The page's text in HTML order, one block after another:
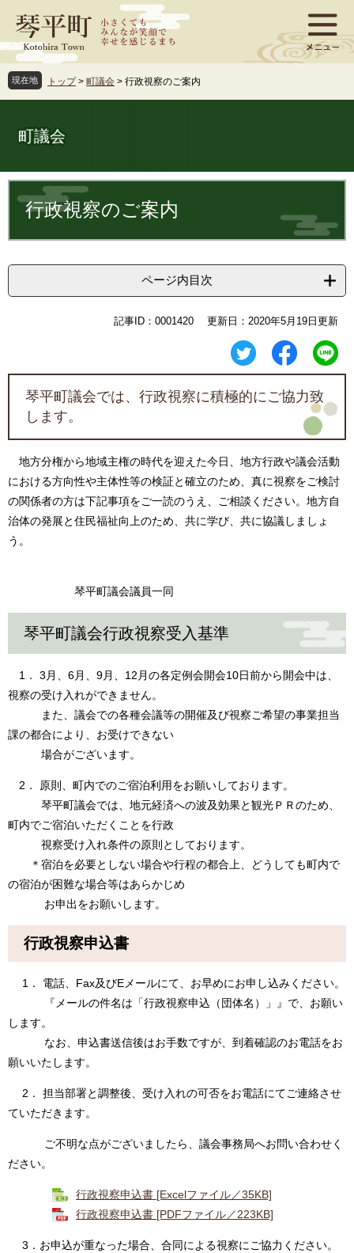
ジ
先
頭
ュ
を
飛
文
現在地 トップ > 町議会 > 行政視察のご案内
町議会
文 行政視察のご案内
ページ内目次
記事ID：0001420 更新日：2020年5月19日更新
琴平町議会では、行政視察に積極的にご協力致
します。
地方分権から地域主権の時代を迎えた今日、地方行政や議会活動
における方向性や主体性等の検証と確立のため、真に視察をご検討
の関係者の方は下記事項をご一読のうえ、ご相談ください。地方自
治体の発展と住民福祉向上のため、共に学び、共に協議しましょ
う。
琴平町議会議員一同
琴平町議会行政視察受入基準
1． 3月、6月、9月、12月の各定例会開会10日前から開会中は、
視察の受け入れができません。
また、議会での各種会議等の開催及び視察ご希望の事業担当
課の都合により、お受けできない
場合がございます。
2． 原則、町内でのご宿泊利用をお願いしております。
琴平町議会では、地元経済への波及効果と観光ＰＲのため、
町内でご宿泊いただくことを行政
視察受け入れ条件の原則としております。
＊宿泊を必要としない場合や行程の都合上、どうしても町内で
の宿泊が困難な場合等はあらかじめ
お申出をお願いします。
行政視察申込書
1． 電話、Fax及びEメールにて、お早めにお申し込みください。
『メールの件名は「行政視察申込（団体名）」』で、お願い
します。
なお、申込書送信後はお手数ですが、到着確認のお電話をお
願いいたします。
2． 担当部署と調整後、受け入れの可否をお電話にてご連絡させ
ていただきます。
ご不明な点がございましたら、議会事務局へお問い合わせく
ださい。
行政視察申込書 [Excelファイル／35KB]
行政視察申込書 [PDFファイル／223KB]
3．お申込が重なった場合、合同による視察にご協力ください。